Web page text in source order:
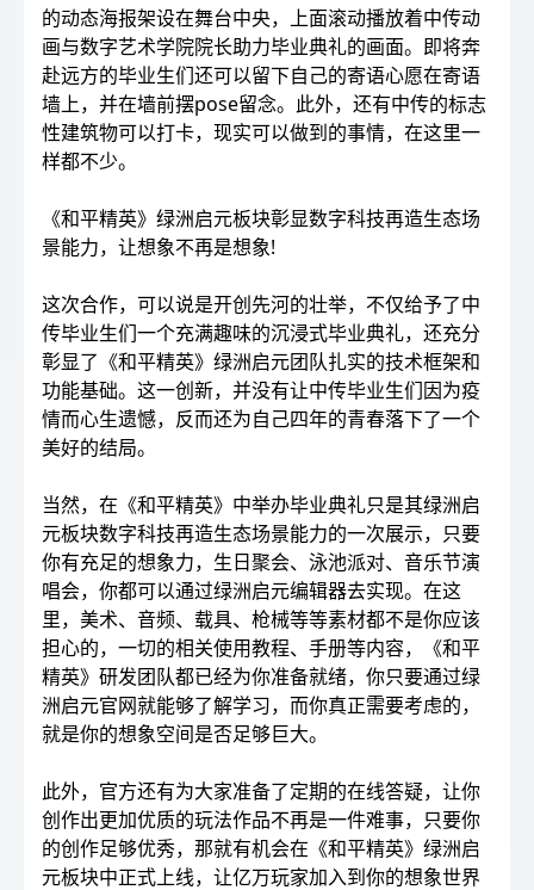
的动态海报架设在舞台中央，上面滚动播放着中传动
画与数字艺术学院院长助力毕业典礼的画面。即将奔
赴远方的毕业生们还可以留下自己的寄语心愿在寄语
墙上，并在墙前摆pose留念。此外，还有中传的标志
性建筑物可以打卡，现实可以做到的事情，在这里一
样都不少。
《和平精英》绿洲启元板块彰显数字科技再造生态场
景能力，让想象不再是想象!
这次合作，可以说是开创先河的壮举，不仅给予了中
传毕业生们一个充满趣味的沉浸式毕业典礼，还充分
彰显了《和平精英》绿洲启元团队扎实的技术框架和
功能基础。这一创新，并没有让中传毕业生们因为疫
情而心生遗憾，反而还为自己四年的青春落下了一个
美好的结局。
当然，在《和平精英》中举办毕业典礼只是其绿洲启
元板块数字科技再造生态场景能力的一次展示，只要
你有充足的想象力，生日聚会、泳池派对、音乐节演
唱会，你都可以通过绿洲启元编辑器去实现。在这
里，美术、音频、载具、枪械等等素材都不是你应该
担心的，一切的相关使用教程、手册等内容，《和平
精英》研发团队都已经为你准备就绪，你只要通过绿
洲启元官网就能够了解学习，而你真正需要考虑的，
就是你的想象空间是否足够巨大。
此外，官方还有为大家准备了定期的在线答疑，让你
创作出更加优质的玩法作品不再是一件难事，只要你
的创作足够优秀，那就有机会在《和平精英》绿洲启
元板块中正式上线，让亿万玩家加入到你的想象世界